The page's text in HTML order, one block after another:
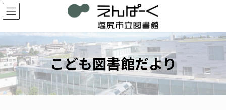
コ
ン
ン
ツ
へ
ス
キ
ッ
プ
ナ
ビ
ー
シ
ョ
ン
に
移
動
こども図書館だより